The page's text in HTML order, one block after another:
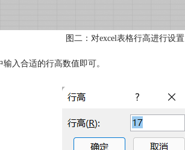
图二：对excel表格行高进行设置
入合适的行高数值即可。